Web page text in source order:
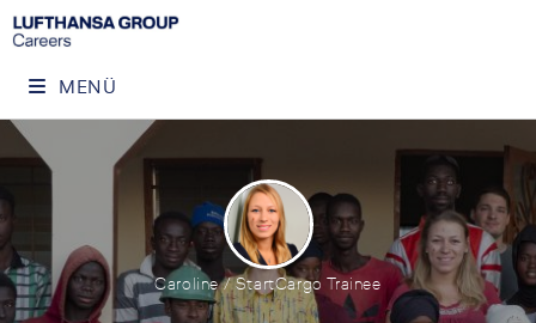
MENÜ
Caroline / StartCargo Trainee